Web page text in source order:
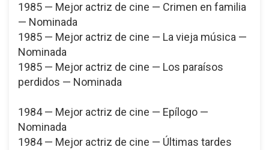
1985 — Mejor actriz de cine — Crimen en familia
— Nominada
1985 — Mejor actriz de cine — La vieja música —
Nominada
1985 — Mejor actriz de cine — Los paraísos
perdidos — Nominada
1984 — Mejor actriz de cine — Epílogo —
Nominada
1984 — Mejor actriz de cine — Últimas tardes